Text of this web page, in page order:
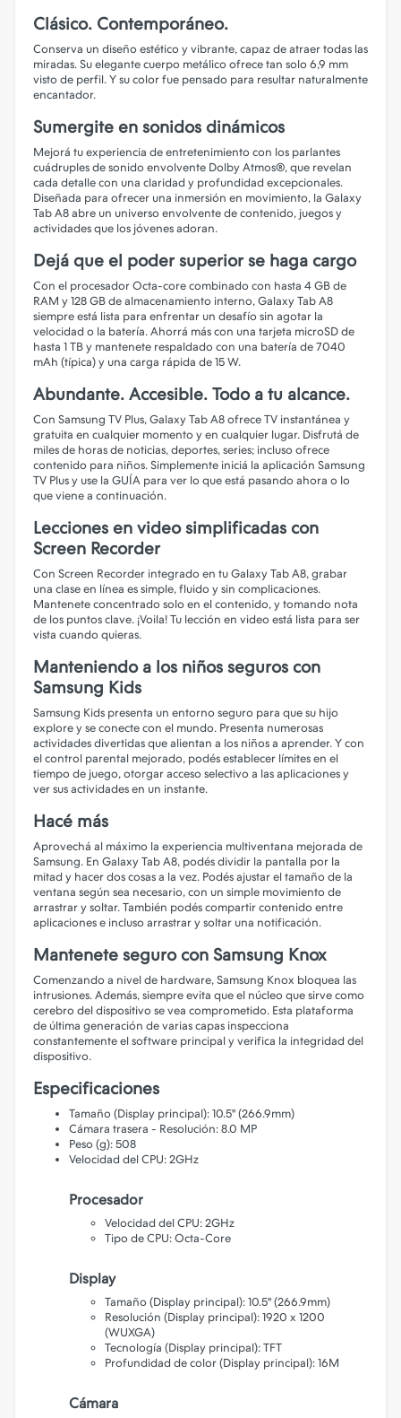
Clásico. Contemporáneo.
Conserva un diseño estético y vibrante, capaz de atraer todas las
miradas. Su elegante cuerpo metálico ofrece tan solo 6,9 mm
visto de perfil. Y su color fue pensado para resultar naturalmente
encantador.
Sumergite en sonidos dinámicos
Mejorá tu experiencia de entretenimiento con los parlantes
cuádruples de sonido envolvente Dolby Atmos®, que revelan
cada detalle con una claridad y profundidad excepcionales.
Diseñada para ofrecer una inmersión en movimiento, la Galaxy
Tab A8 abre un universo envolvente de contenido, juegos y
actividades que los jóvenes adoran.
Dejá que el poder superior se haga cargo
Con el procesador Octa-core combinado con hasta 4 GB de
RAM y 128 GB de almacenamiento interno, Galaxy Tab A8
siempre está lista para enfrentar un desafío sin agotar la
velocidad o la batería. Ahorrá más con una tarjeta microSD de
hasta 1 TB y mantenete respaldado con una batería de 7040
mAh (típica) y una carga rápida de 15 W.
Abundante. Accesible. Todo a tu alcance.
Con Samsung TV Plus, Galaxy Tab A8 ofrece TV instantánea y
gratuita en cualquier momento y en cualquier lugar. Disfrutá de
miles de horas de noticias, deportes, series; incluso ofrece
contenido para niños. Simplemente iniciá la aplicación Samsung
TV Plus y use la GUÍA para ver lo que está pasando ahora o lo
que viene a continuación.
Lecciones en video simplificadas con
Screen Recorder
Con Screen Recorder integrado en tu Galaxy Tab A8, grabar
una clase en línea es simple, fluido y sin complicaciones.
Mantenete concentrado solo en el contenido, y tomando nota
de los puntos clave. ¡Voila! Tu lección en video está lista para ser
vista cuando quieras.
Manteniendo a los niños seguros con
Samsung Kids
Samsung Kids presenta un entorno seguro para que su hijo
explore y se conecte con el mundo. Presenta numerosas
actividades divertidas que alientan a los niños a aprender. Y con
el control parental mejorado, podés establecer límites en el
tiempo de juego, otorgar acceso selectivo a las aplicaciones y
ver sus actividades en un instante.
Hacé más
Aprovechá al máximo la experiencia multiventana mejorada de
Samsung. En Galaxy Tab A8, podés dividir la pantalla por la
mitad y hacer dos cosas a la vez. Podés ajustar el tamaño de la
ventana según sea necesario, con un simple movimiento de
arrastrar y soltar. También podés compartir contenido entre
aplicaciones e incluso arrastrar y soltar una notificación.
Mantenete seguro con Samsung Knox
Comenzando a nivel de hardware, Samsung Knox bloquea las
intrusiones. Además, siempre evita que el núcleo que sirve como
cerebro del dispositivo se vea comprometido. Esta plataforma
de última generación de varias capas inspecciona
constantemente el software principal y verifica la integridad del
dispositivo.
Especificaciones
Tamaño (Display principal): 10.5" (266.9mm)
Cámara trasera - Resolución: 8.0 MP
Peso (g): 508
Velocidad del CPU: 2GHz
Procesador
Velocidad del CPU: 2GHz
Tipo de CPU: Octa-Core
Display
Tamaño (Display principal): 10.5" (266.9mm)
Resolución (Display principal): 1920 x 1200
(WUXGA)
Tecnología (Display principal): TFT
Profundidad de color (Display principal): 16M
Cámara